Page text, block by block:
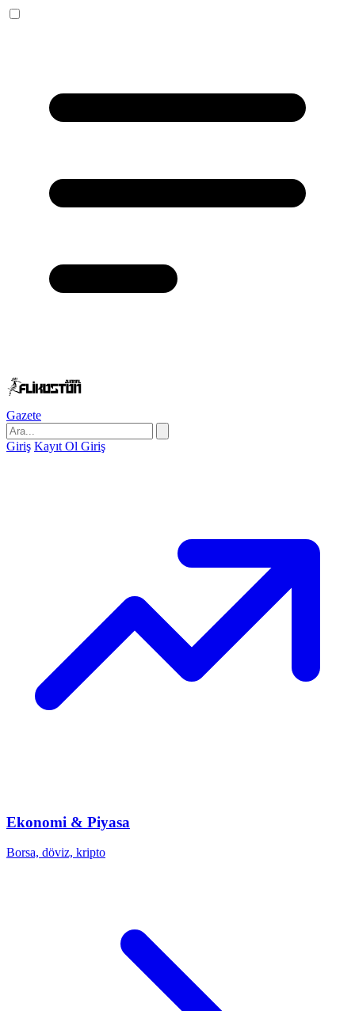
Gazete
Giriş Kayıt Ol Giriş
Ekonomi & Piyasa
Borsa, döviz, kripto